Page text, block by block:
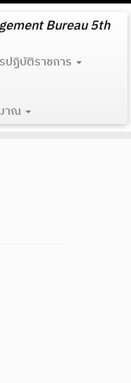
Bureau 5th
ปฏิบัติราชการ
าณ